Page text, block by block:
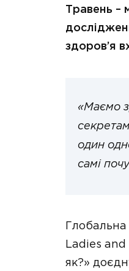
Травень –
здоров’я
«Маємо
один
самі
Ladies and
як?»